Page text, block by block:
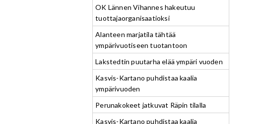
OK Lännen Vihannes hakeutuu
tuottajaorganisaatioksi
Alanteen marjatila tähtää
ympärivuotiseen tuotantoon
Lakstedtin puutarha elää ympäri vuoden
Kasvis-Kartano puhdistaa kaalia
ympärivuoden
Perunakokeet jatkuvat Räpin tilalla
Kasvis-Kartano puhdistaa kaalia